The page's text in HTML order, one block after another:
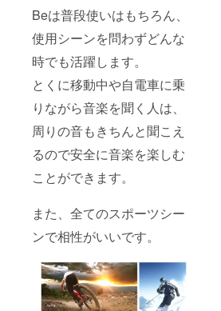
Beは普段使いはもちろん、
使用シーンを問わずどんな
時でも活躍します。
とくに移動中や自電車に乗
りながら音楽を聞く人は、
周りの音もきちんと聞こえ
るので安全に音楽を楽しむ
ことができます。
また、全てのスポーツシー
ンで相性がいいです。